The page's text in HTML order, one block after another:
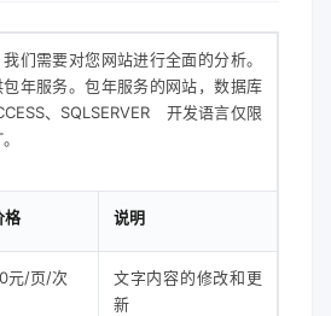
们需要对您网站进行全面的分析。
年服务。包年服务的网站，数据库
、SQLSERVER 开发语言仅限
格 说明
元/页/次
文字内容的修改和更
新